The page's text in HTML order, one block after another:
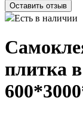
Оставить отзыв
Есть в наличии
плитка